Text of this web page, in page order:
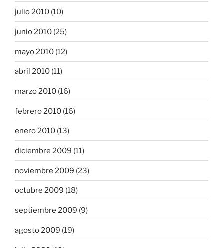
julio 2010 (10)
junio 2010 (25)
mayo 2010 (12)
abril 2010 (11)
marzo 2010 (16)
febrero 2010 (16)
enero 2010 (13)
diciembre 2009 (11)
noviembre 2009 (23)
octubre 2009 (18)
septiembre 2009 (9)
agosto 2009 (19)